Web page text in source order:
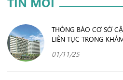
THÔNG BÁO CƠ SỞ
LIÊN TỤC TRONG
01/11/25